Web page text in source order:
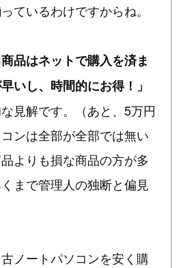
ているわけですからね。
品はネットで購入を済ま
いし、時間的にお得！」
見解です。（あと、5万円
ンは全部が全部では無い
よりも損な商品の方が多
まで管理人の独断と偏見
古ノートパソコンを安く購